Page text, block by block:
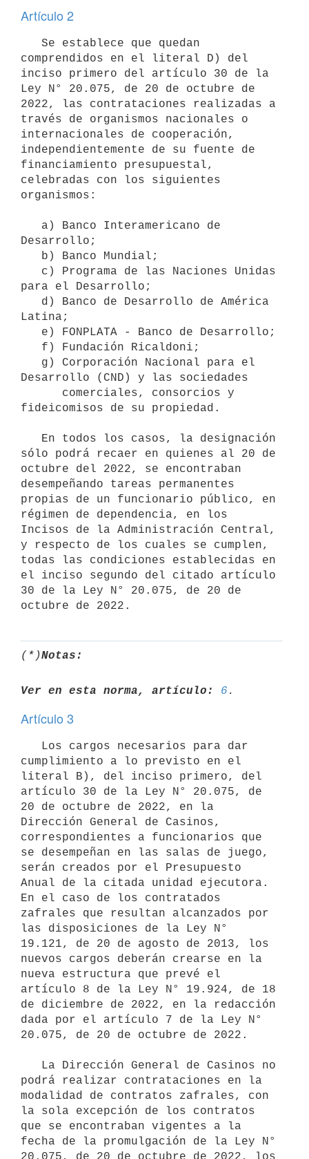
Artículo 2
comprendidos en el literal D) del
inciso primero del artículo 30 de la
Ley N° 20.075, de 20 de octubre de
2022, las contrataciones realizadas a
través de organismos nacionales o
internacionales de cooperación,
independientemente de su fuente de
financiamiento presupuestal,
celebradas con los siguientes
organismos:
Desarrollo;
para el Desarrollo;
Latina;
Desarrollo (CND) y las sociedades
fideicomisos de su propiedad.
sólo podrá recaer en quienes al 20 de
octubre del 2022, se encontraban
desempeñando tareas permanentes
propias de un funcionario público, en
régimen de dependencia, en los
Incisos de la Administración Central,
y respecto de los cuales se cumplen,
todas las condiciones establecidas en
el inciso segundo del citado artículo
30 de la Ley N° 20.075, de 20 de
(*)Notas:
Ver en esta norma, artículo: 6
Artículo 3
cumplimiento a lo previsto en el
literal B), del inciso primero, del
artículo 30 de la Ley N° 20.075, de
20 de octubre de 2022, en la
Dirección General de Casinos,
correspondientes a funcionarios que
se desempeñan en las salas de juego,
serán creados por el Presupuesto
Anual de la citada unidad ejecutora.
En el caso de los contratados
zafrales que resultan alcanzados por
las disposiciones de la Ley N°
19.121, de 20 de agosto de 2013, los
nuevos cargos deberán crearse en la
nueva estructura que prevé el
artículo 8 de la Ley N° 19.924, de 18
de diciembre de 2022, en la redacción
dada por el artículo 7 de la Ley N°
20.075, de 20 de octubre de 2022.
podrá realizar contrataciones en la
modalidad de contratos zafrales, con
la sola excepción de los contratos
que se encontraban vigentes a la
fecha de la promulgación de la Ley N°